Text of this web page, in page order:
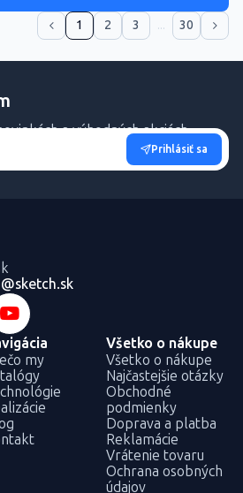
1 2 3 ... 30
a výhodných akciách.
Prihlásiť sa
my
Všetko o nákupe
Všetko o nákupe
Najčastejšie otázky
Obchodné
podmienky
Doprava a platba
Reklamácie
Vrátenie tovaru
Ochrana osobných
údajov